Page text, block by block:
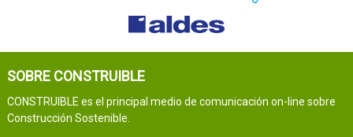
SOBRE CONSTRUIBLE
CONSTRUIBLE es el principal medio de comunicación on-line sobre
Construcción Sostenible.